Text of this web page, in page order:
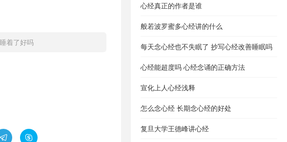
着了好吗
 
心经真正的作者是谁
般若波罗蜜多心经讲的什么
每天念心经也不失眠了 抄写心经改善睡眠吗
心经能超度吗 心经念诵的正确方法
宣化上人心经浅释
怎么念心经 长期念心经的好处
复旦大学王德峰讲心经